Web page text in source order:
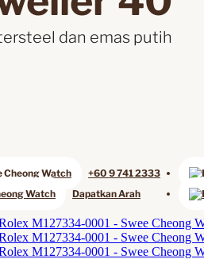
dan emas putih
+60 9 741 2333
Dapatkan Arah